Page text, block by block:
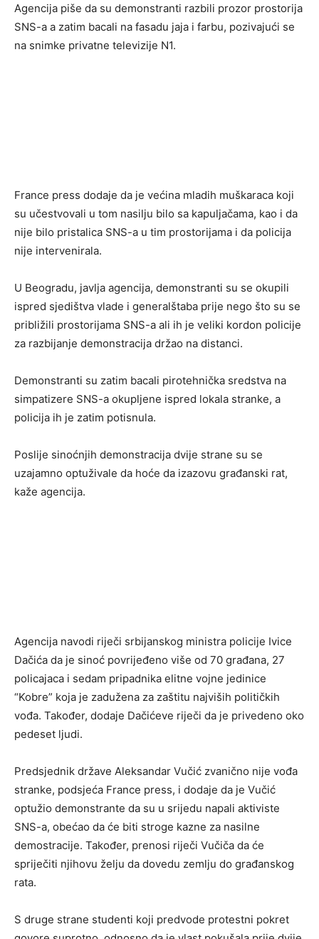
Agencija piše da su demonstranti razbili prozor prostorija
SNS-a a zatim bacali na fasadu jaja i farbu, pozivajući se
na snimke privatne televizije N1.
France press dodaje da je većina mladih muškaraca koji
su učestvovali u tom nasilju bilo sa kapuljačama, kao i da
nije bilo pristalica SNS-a u tim prostorijama i da policija
nije intervenirala.
U Beogradu, javlja agencija, demonstranti su se okupili
ispred sjedištva vlade i generalštaba prije nego što su se
približili prostorijama SNS-a ali ih je veliki kordon policije
za razbijanje demonstracija držao na distanci.
Demonstranti su zatim bacali pirotehnička sredstva na
simpatizere SNS-a okupljene ispred lokala stranke, a
policija ih je zatim potisnula.
Poslije sinoćnjih demonstracija dvije strane su se
uzajamno optuživale da hoće da izazovu građanski rat,
kaže agencija.
Agencija navodi riječi srbijanskog ministra policije Ivice
Dačića da je sinoć povrijeđeno više od 70 građana, 27
policajaca i sedam pripadnika elitne vojne jedinice
“Kobre” koja je zadužena za zaštitu najviših političkih
vođa. Također, dodaje Dačićeve riječi da je privedeno oko
pedeset ljudi.
Predsjednik države Aleksandar Vučić zvanično nije vođa
stranke, podsjeća France press, i dodaje da je Vučić
optužio demonstrante da su u srijedu napali aktiviste
SNS-a, obećao da će biti stroge kazne za nasilne
demostracije. Također, prenosi riječi Vučiča da će
spriječiti njihovu želju da dovedu zemlju do građanskog
rata.
S druge strane studenti koji predvode protestni pokret